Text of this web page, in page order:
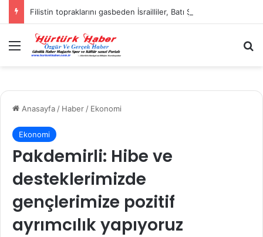
Menü
Anasayfa / Haber / Ekonomi
Ekonomi
Pakdemirli: Hibe ve
desteklerimizde
gençlerimize pozitif
ayrımcılık yapıyoruz